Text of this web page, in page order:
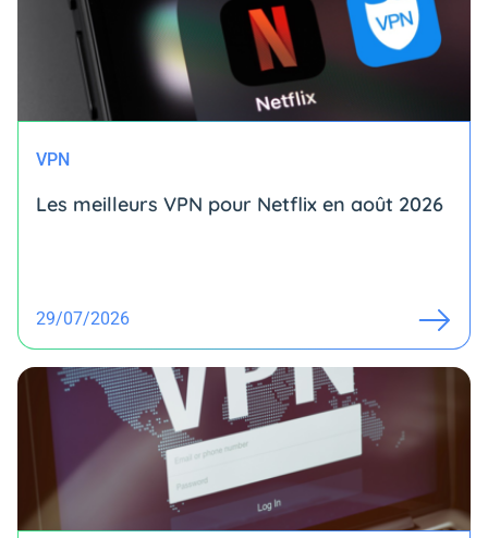
VPN
Les meilleurs VPN pour Netflix en août 2026
29/07/2026